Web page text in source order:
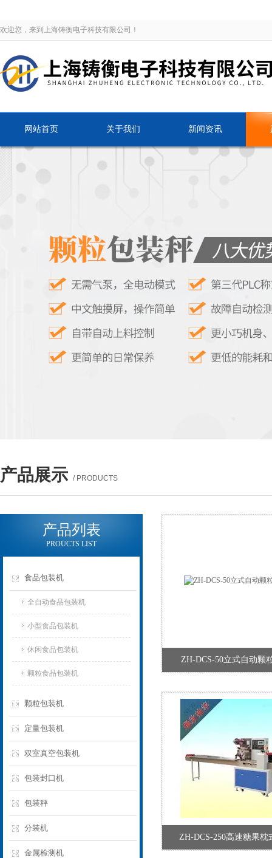
欢迎您，来到上海铸衡电子科技有限公司！
网站首页 关于我们 新闻资讯
产品展示 / PRODUCTS
产品列表
PROUCTS LIST
食品包装机
全自动食品包装机
小型食品包装机
休闲食品包装机
颗粒食品包装机
颗粒包装机
定量包装机
双室真空包装机
包装封口机
包装秤
分装机
金属检测机
ZH-DCS-50立式自动颗
ZH-DCS-250高速糖果枕